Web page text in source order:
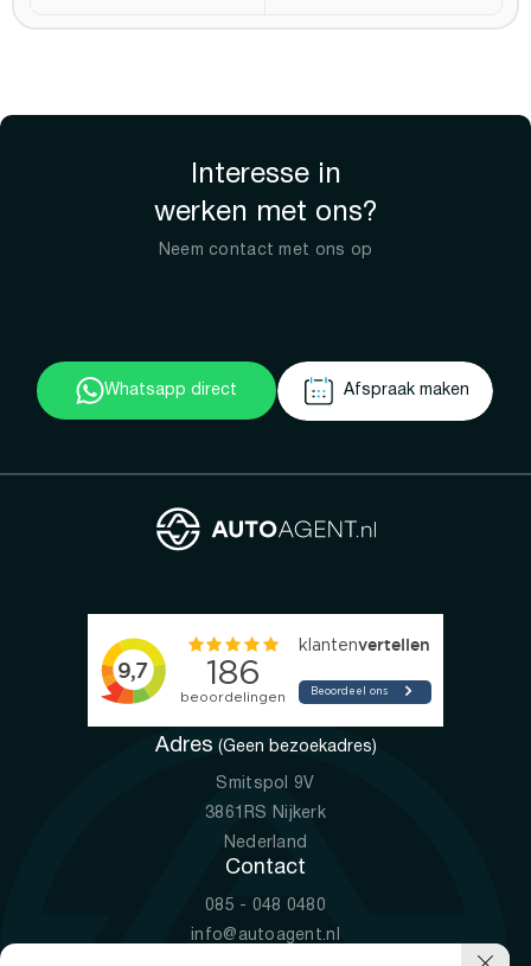
Interesse in
werken met ons?
Neem contact met ons op
Whatsapp direct Afspraak maken
Adres (Geen bezoekadres)
Smitspol 9V
3861RS Nijkerk
Nederland
Contact
085 - 048 0480
info@autoagent.nl